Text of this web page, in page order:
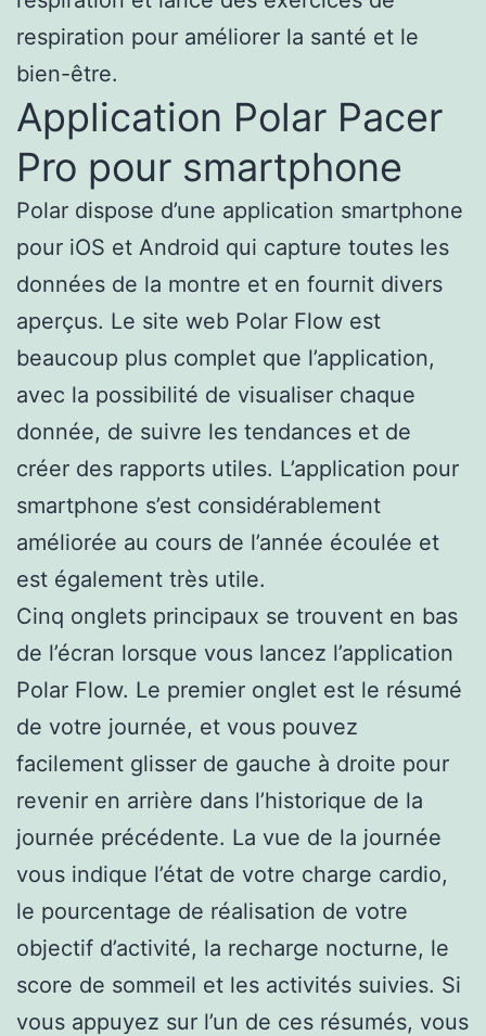
respiration pour améliorer la santé et le
bien-être.
Application Polar Pacer
Pro pour smartphone
Polar dispose d’une application smartphone
pour iOS et Android qui capture toutes les
données de la montre et en fournit divers
aperçus. Le site web Polar Flow est
beaucoup plus complet que l’application,
avec la possibilité de visualiser chaque
donnée, de suivre les tendances et de
créer des rapports utiles. L’application pour
smartphone s’est considérablement
améliorée au cours de l’année écoulée et
est également très utile.
Cinq onglets principaux se trouvent en bas
de l’écran lorsque vous lancez l’application
Polar Flow. Le premier onglet est le résumé
de votre journée, et vous pouvez
facilement glisser de gauche à droite pour
revenir en arrière dans l’historique de la
journée précédente. La vue de la journée
vous indique l’état de votre charge cardio,
le pourcentage de réalisation de votre
objectif d’activité, la recharge nocturne, le
score de sommeil et les activités suivies. Si
vous appuyez sur l’un de ces résumés, vous